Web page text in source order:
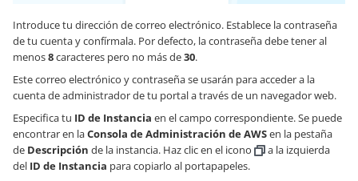
Introduce tu dirección de correo electrónico. Establece la contraseña
de tu cuenta y confírmala. Por defecto, la contraseña debe tener al
menos8caracteres pero no más de30.
Este correo electrónico y contraseña se usarán para acceder a la
cuenta de administrador de tu portal a través de un navegador web.
Especifica tu ID de Instancia en el campo correspondiente. Se puede
encontrar en laConsola de Administración de AWSen la pestaña
de Descripción de la instancia. Haz clic en el icono
a la izquierda
del ID de Instancia para copiarlo al portapapeles.